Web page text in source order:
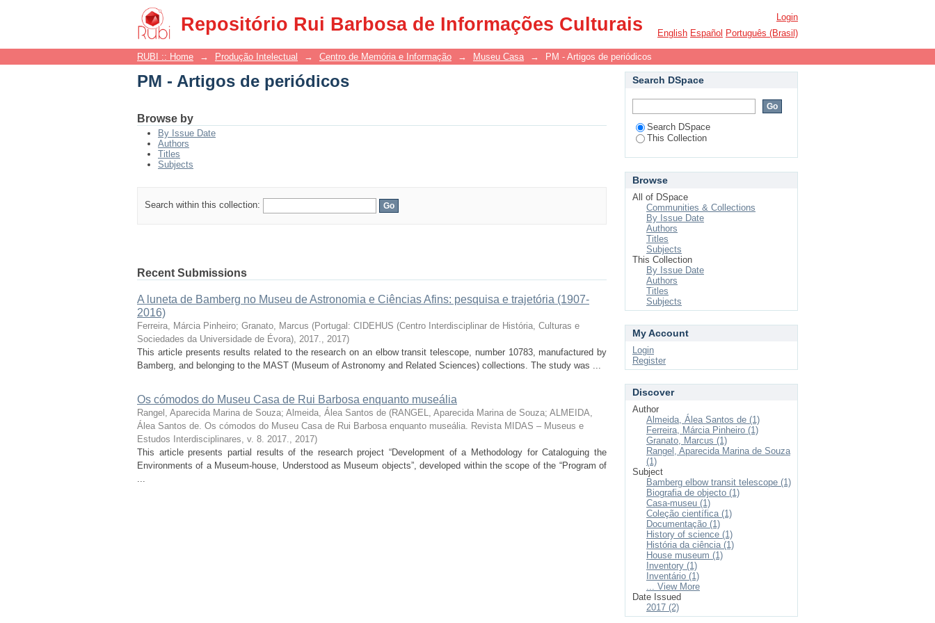
Repositório Rui Barbosa de Informações Culturais
PM - Artigos de periódicos
Login
English Español Português (Brasil)
RUBI :: Home → Produção Intelectual → Centro de Memória e Informação → Museu Casa → PM - Artigos de periódicos
PM - Artigos de periódicos
Browse by
By Issue Date
Authors
Titles
Subjects
Search within this collection:
Recent Submissions
A luneta de Bamberg no Museu de Astronomia e Ciências Afins: pesquisa e trajetória (1907-
2016)
Ferreira, Márcia Pinheiro; Granato, Marcus (Portugal: CIDEHUS (Centro Interdisciplinar de História, Culturas e
Sociedades da Universidade de Évora), 2017., 2017)
This article presents results related to the research on an elbow transit telescope, number 10783, manufactured by
Bamberg, and belonging to the MAST (Museum of Astronomy and Related Sciences) collections. The study was ...
Os cómodos do Museu Casa de Rui Barbosa enquanto museália
Rangel, Aparecida Marina de Souza; Almeida, Álea Santos de (RANGEL, Aparecida Marina de Souza; ALMEIDA,
Álea Santos de. Os cómodos do Museu Casa de Rui Barbosa enquanto museália. Revista MIDAS – Museus e
Estudos Interdisciplinares, v. 8. 2017., 2017)
This article presents partial results of the research project “Development of a Methodology for Cataloguing the
Environments of a Museum-house, Understood as Museum objects”, developed within the scope of the “Program of
...
Search DSpace
Search DSpace
This Collection
Browse
All of DSpace
Communities & Collections
By Issue Date
Authors
Titles
Subjects
This Collection
By Issue Date
Authors
Titles
Subjects
My Account
Login
Register
Discover
Author
Almeida, Álea Santos de (1)
Ferreira, Márcia Pinheiro (1)
Granato, Marcus (1)
Rangel, Aparecida Marina de Souza
(1)
Subject
Bamberg elbow transit telescope (1)
Biografia de objecto (1)
Casa-museu (1)
Coleção científica (1)
Documentação (1)
History of science (1)
História da ciência (1)
House museum (1)
Inventory (1)
Inventário (1)
... View More
Date Issued
2017 (2)